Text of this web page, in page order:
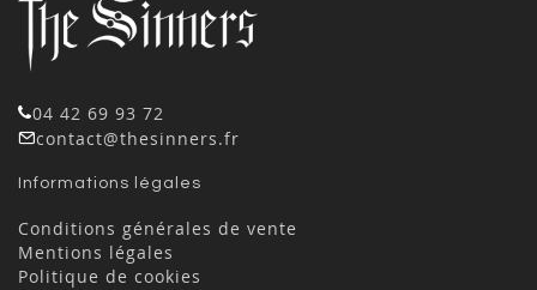
04 42 69 93 72
contact@thesinners.fr
Informations légales
Conditions générales de vente
Mentions légales
Politique de cookies